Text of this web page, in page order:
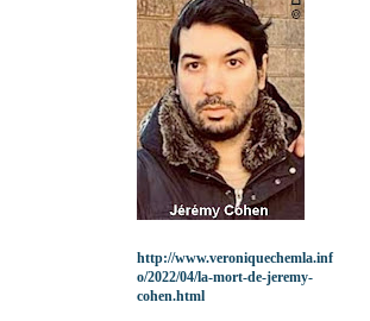
http://www.veroniquechemla.inf
o/2022/04/la-mort-de-jeremy-
cohen.html